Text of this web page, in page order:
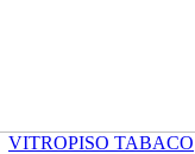
VITROPISO TABACO